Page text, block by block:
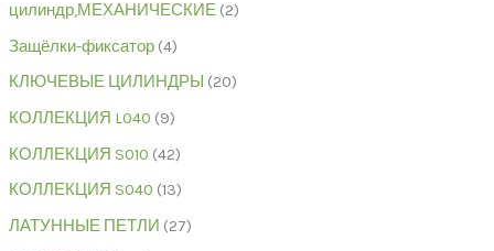
цилиндр,МЕХАНИЧЕСКИЕ 2
Защёлки-фиксатор 4
КЛЮЧЕВЫЕ ЦИЛИНДРЫ
20
КОЛЛЕКЦИЯ L040 9
КОЛЛЕКЦИЯ S010 42
КОЛЛЕКЦИЯ S040 13
ЛАТУННЫЕ ПЕТЛИ 27